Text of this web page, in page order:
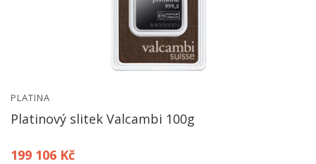
PLATINA
Platinový slitek Valcambi 100g
199 106 Kč